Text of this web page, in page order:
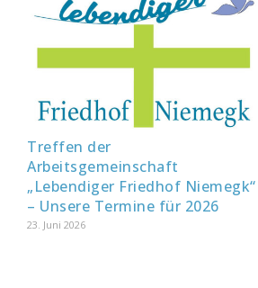
Treffen der
Arbeitsgemeinschaft
„Lebendiger Friedhof Niemegk“
– Unsere Termine für 2026
23. Juni 2026